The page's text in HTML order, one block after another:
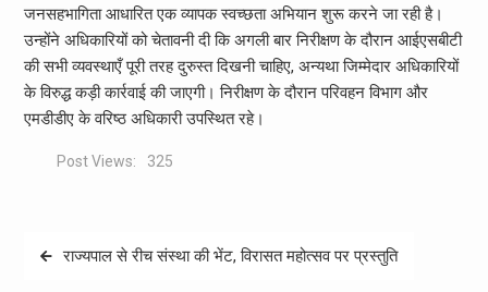
जनसहभागिता आधारित एक व्यापक स्वच्छता अभियान शुरू करने जा रही है।
उन्होंने अधिकारियों को चेतावनी दी कि अगली बार निरीक्षण के दौरान आईएसबीटी
की सभी व्यवस्थाएँ पूरी तरह दुरुस्त दिखनी चाहिए, अन्यथा जिम्मेदार अधिकारियों
के विरुद्ध कड़ी कार्रवाई की जाएगी। निरीक्षण के दौरान परिवहन विभाग और
एमडीडीए के वरिष्ठ अधिकारी उपस्थित रहे।
Post Views: 325
Postराज्यपाल से रीच संस्था की भेंट, विरासत महोत्सव पर प्रस्तुति